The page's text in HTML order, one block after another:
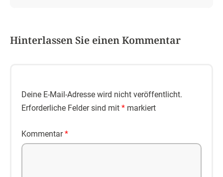
Hinterlassen Sie einen Kommentar
Deine E-Mail-Adresse wird nicht veröffentlicht.
Erforderliche Felder sind mit * markiert
Kommentar*